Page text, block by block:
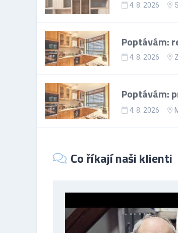
4. 8. 2026
Poptávám:
4. 8. 2026
Poptávám:
4. 8. 2026
Co říkají naši klienti